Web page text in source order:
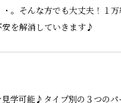
。そんな方でも大丈夫！１
を解消していきます♪
学可能♪タイプ別の３つの